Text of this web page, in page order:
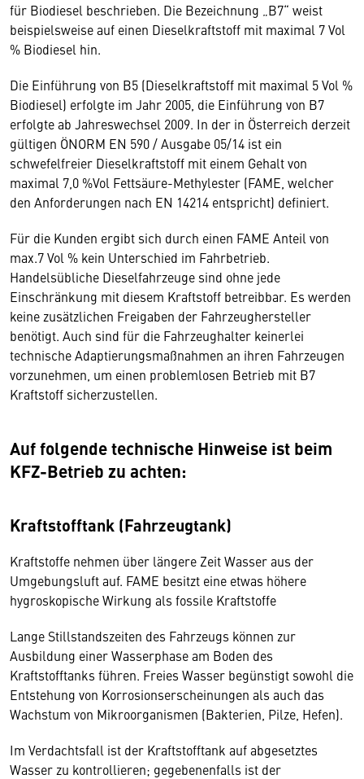
für Biodiesel beschrieben. Die Bezeichnung „B7“ weist
beispielsweise auf einen Dieselkraftstoff mit maximal 7 Vol
% Biodiesel hin.
Die Einführung von B5 (Dieselkraftstoff mit maximal 5 Vol %
Biodiesel) erfolgte im Jahr 2005, die Einführung von B7
erfolgte ab Jahreswechsel 2009. In der in Österreich derzeit
gültigen ÖNORM EN 590 / Ausgabe 05/14 ist ein
schwefelfreier Dieselkraftstoff mit einem Gehalt von
maximal 7,0 %Vol Fettsäure-Methylester (FAME, welcher
den Anforderungen nach EN 14214 entspricht) definiert.
Für die Kunden ergibt sich durch einen FAME Anteil von
max.7 Vol % kein Unterschied im Fahrbetrieb.
Handelsübliche Dieselfahrzeuge sind ohne jede
Einschränkung mit diesem Kraftstoff betreibbar. Es werden
keine zusätzlichen Freigaben der Fahrzeughersteller
benötigt. Auch sind für die Fahrzeughalter keinerlei
technische Adaptierungsmaßnahmen an ihren Fahrzeugen
vorzunehmen, um einen problemlosen Betrieb mit B7
Kraftstoff sicherzustellen.
Auf folgende technische Hinweise ist beim
KFZ-Betrieb zu achten:
Kraftstofftank (Fahrzeugtank)
Kraftstoffe nehmen über längere Zeit Wasser aus der
Umgebungsluft auf. FAME besitzt eine etwas höhere
hygroskopische Wirkung als fossile Kraftstoffe
Lange Stillstandszeiten des Fahrzeugs können zur
Ausbildung einer Wasserphase am Boden des
Kraftstofftanks führen. Freies Wasser begünstigt sowohl die
Entstehung von Korrosionserscheinungen als auch das
Wachstum von Mikroorganismen (Bakterien, Pilze, Hefen).
Im Verdachtsfall ist der Kraftstofftank auf abgesetztes
Wasser zu kontrollieren; gegebenenfalls ist der